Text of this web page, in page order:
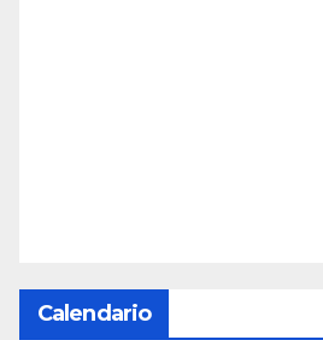
Calendario